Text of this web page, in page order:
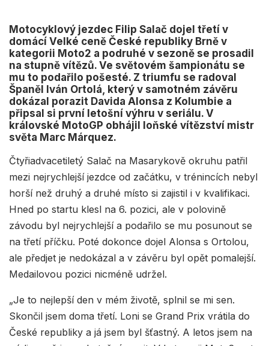
Motocyklový jezdec Filip Salač dojel třetí v
domácí Velké ceně České republiky Brně v
kategorii Moto2 a podruhé v sezoně se prosadil
na stupně vítězů. Ve světovém šampionátu se
mu to podařilo pošesté. Z triumfu se radoval
Španěl Iván Ortolá, který v samotném závěru
dokázal porazit Davida Alonsa z Kolumbie a
připsal si první letošní výhru v seriálu. V
královské MotoGP obhájil loňské vítězství mistr
světa Marc Márquez.
Čtyřiadvacetiletý Salač na Masarykově okruhu patřil
mezi nejrychlejší jezdce od začátku, v trénincích nebyl
horší než druhý a druhé místo si zajistil i v kvalifikaci.
Hned po startu klesl na 6. pozici, ale v polovině
závodu byl nejrychlejší a podařilo se mu posunout se
na třetí příčku. Poté dokonce dojel Alonsa s Ortolou,
ale předjet je nedokázal a v závěru byl opět pomalejší.
Medailovou pozici nicméně udržel.
„Je to nejlepší den v mém životě, splnil se mi sen.
Skončil jsem doma třetí. Loni se Grand Prix vrátila do
České republiky a já jsem byl šťastný. A letos jsem na